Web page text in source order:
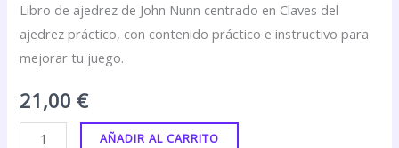
Libro de ajedrez de John Nunn centrado en Claves del
ajedrez práctico, con contenido práctico e instructivo para
mejorar tu juego.
21,00 €
AÑADIR AL CARRITO